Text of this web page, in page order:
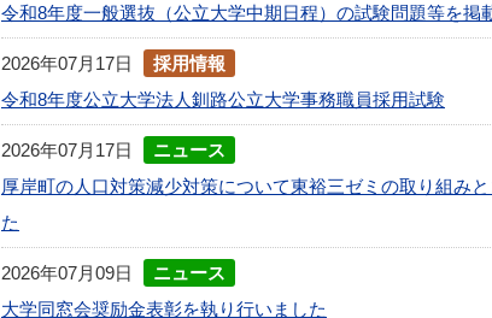
令和8年度一般選抜（公立大学中期日程）の試験問題等を掲
2026年07月17日
採用情報
令和8年度公立大学法人釧路公立大学事務職員採用試験
2026年07月17日
ニュース
厚岸町の人口対策減少対策について東裕三ゼミの取り組み
た
2026年07月09日
ニュース
大学同窓会奨励金表彰を執り行いました